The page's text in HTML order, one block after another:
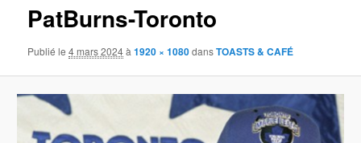
PatBurns-Toronto
Publié le4 mars 2024à1920 × 1080dansTOASTS & CAFÉ